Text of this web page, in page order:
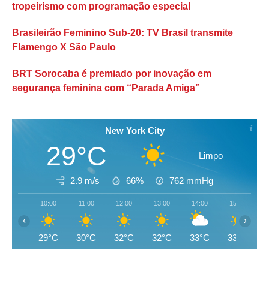
tropeirismo com programação especial
Brasileirão Feminino Sub-20: TV Brasil transmite
Flamengo X São Paulo
BRT Sorocaba é premiado por inovação em
segurança feminina com “Parada Amiga”
New York City
29°C Limpo
2.9 m/s 66% 762 mmHg
10:00
29°C
11:00
30°C
12:00
32°C
13:00
32°C
14:00
33°C
15:00
33°C
‹ ›